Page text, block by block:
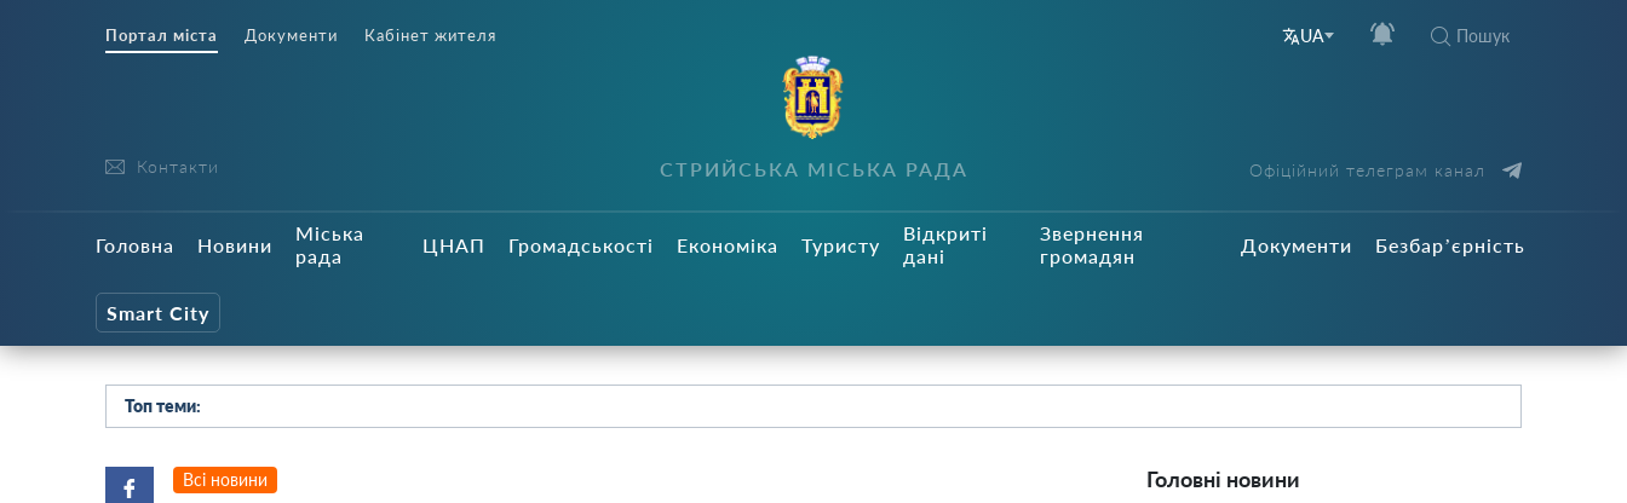
Портал міста Документи Кабінет жителя UA Пошук
Контакти СТРИЙСЬКА МІСЬКА РАДА Офіційний телеграм канал
Головна Новини
Міська
рада
ЦНАП Громадськості Економіка Туристу
Відкриті
дані
Звернення
громадян
Документи Безбар’єрність
Smart City
Топ теми:
Всі новини Головні новини